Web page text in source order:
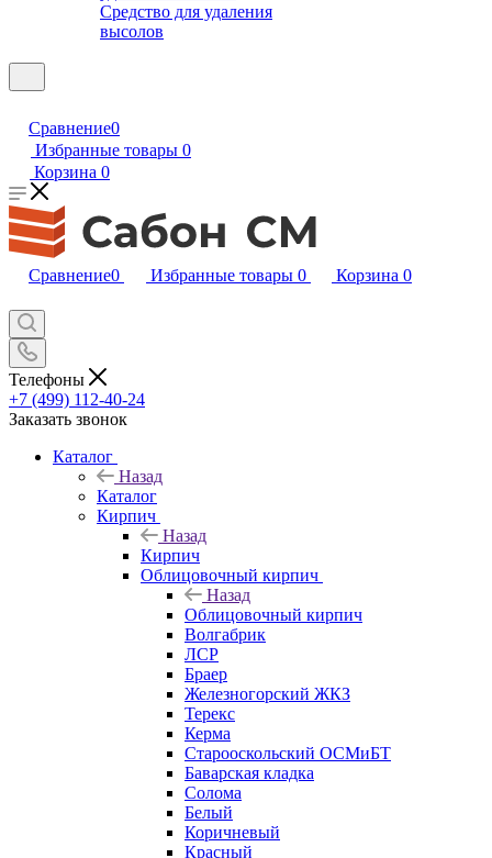
Средство для удаления
высолов
Сравнение0
Избранные товары 0
Корзина 0
Сравнение0 Избранные товары 0 Корзина 0
Телефоны
+7 (499) 112-40-24
Заказать звонок
Каталог
Назад
Каталог
Кирпич
Назад
Кирпич
Облицовочный кирпич
Назад
Облицовочный кирпич
Волгабрик
ЛСР
Браер
Железногорский ЖКЗ
Терекс
Керма
Старооскольский ОСМиБТ
Баварская кладка
Солома
Белый
Коричневый
Красный